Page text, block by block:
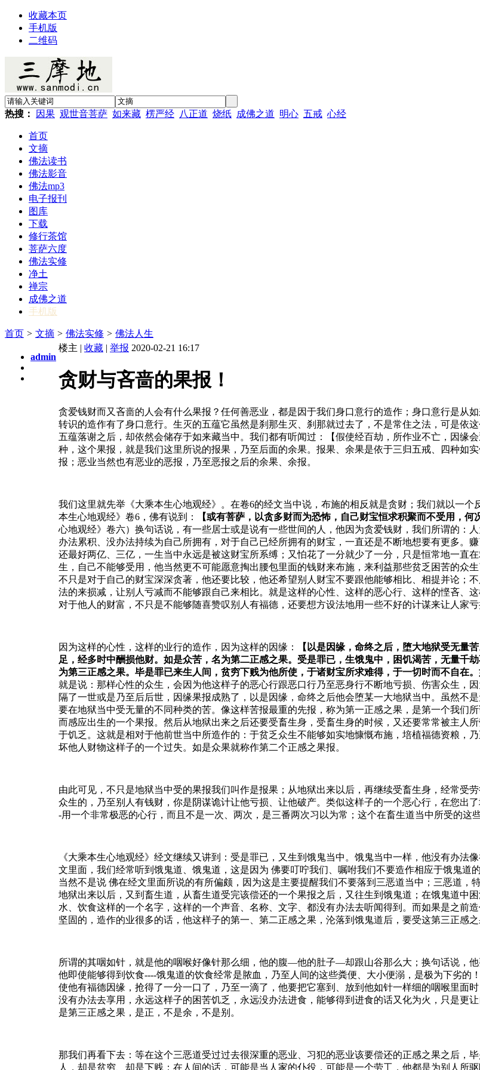
收藏本页
手机版
二维码
热搜： 因果 观世音菩萨 如来藏 楞严经 八正道 烧纸 成佛之道 明心 五戒 心经
首页
文摘
佛法读书
佛法影音
佛法mp3
电子报刊
图库
下载
修行茶馆
菩萨六度
佛法实修
净土
禅宗
成佛之道
手机版
首页 > 文摘 > 佛法实修 > 佛法人生
admin
楼主 | 收藏 | 举报 2020-02-21 16:17
贪财与吝啬的果报！
贪爱钱财而又吝啬的人会有什么果报？任何善恶业，都是因于我们身口意行的造作；身口意行是
转识的造作有了身口意行。生灭的五蕴它虽然是刹那生灭、刹那就过去了，不是常住之法，可是依
五蕴落谢之后，却依然会储存于如来藏当中。我们都有听闻过：【假使经百劫，所作业不亡，因缘
种，这个果报，就是我们这里所说的报果，乃至后面的余果。报果、余果是依于三归五戒、四种如
报；恶业当然也有恶业的恶报，乃至恶报之后的余果、余报。
我们这里就先举《大乘本生心地观经》。在卷6的经文当中说，布施的相反就是贪财；我们就以一
本生心地观经》卷6，佛有说到：
【或有菩萨，以贪多财而为恐怖，自己财宝恒求积聚而不受用，
心地观经》卷六）换句话说，有一些居士或是说有一些世间的人，他因为贪爱钱财，我们所谓的：
办法累积、没办法持续为自己所拥有，对于自己已经所拥有的财宝，一直还是不断地想要有更多。
还最好两亿、三亿，一生当中永远是被这财宝所系缚；又怕花了一分就少了一分，只是恒常地一
生，自己不能够受用，他当然更不可能愿意掏出腰包里面的钱财来布施，来利益那些贫乏困苦的众
不只是对于自己的财宝深深贪著，他还要比较，他还希望别人财宝不要跟他能够相比、相提并论；
法的来损减，让别人亏减而不能够跟自己来相比。就是这样的心性、这样的恶心行、这样的悭吝、
对于他人的财富，不只是不能够随喜赞叹别人有福德，还要想方设法地用一些不好的计谋来让人家亏
因为这样的心性，这样的业行的造作，因为这样的因缘：
【以是因缘，命终之后，堕大地狱受无量
足，经多时中酬损他财。如是众苦，名为第二正感之果。受是罪已，生饿鬼中，困饥渴苦，无量千
为第三正感之果。毕是罪已来生人间，贫穷下贱为他所使，于诸财宝所求难得，于一切时而不自在。
就是说：那样心性的众生，会因为他这样子的恶心行跟恶口行乃至恶身行不断地亏损、伤害众生，
隔了一世或是乃至后后世，因缘果报成熟了，以是因缘，命终之后他会堕某一大地狱当中。虽然不
要在地狱当中受无量的不同种类的苦。像这样苦报最重的先报，称为第一正感之果，是第一个我们
而感应出生的一个果报。然后从地狱出来之后还要受畜生身，受畜生身的时候，又还要常常被主人
于饥乏。这就是相对于他前世当中所造作的：于贫乏众生不能够如实地慷慨布施，培植福德资粮，
坏他人财物这样子的一个过失。如是众果就称作第二个正感之果报。
由此可见，不只是地狱当中受的果报我们叫作是报果；从地狱出来以后，再继续受畜生身，经常受
众生的，乃至别人有钱财，你是阴谋诡计让他亏损、让他破产。类似这样子的一个恶心行，在您出
-用一个非常极恶的心行，而且不是一次、两次，是三番两次习以为常；这个在畜生道当中所受的这
《大乘本生心地观经》经文继续又讲到：受是罪已，又生到饿鬼当中。饿鬼当中一样，他没有办
文里面，我们经常听到饿鬼道、饿鬼道，这是因为 佛要叮咛我们、嘱咐我们不要造作相应于饿鬼
当然不是说 佛在经文里面所说的有所偏颇，因为这是主要提醒我们不要落到三恶道当中；三恶道
地狱出来以后，又到畜生道，从畜生道受完该偿还的一个果报之后，又往生到饿鬼道；在饿鬼道中
水、饮食这样的一个名字，这样的一个声音、名称、文字、都没有办法去听闻得到。而如果是之前
坚固的，造作的业很多的话，他这样子的第一、第二正感之果，沦落到饿鬼道后，要受这第三正感
所谓的其咽如针，就是他的咽喉好像针那么细，他的腹—他的肚子—却跟山谷那么大；换句话说，
他即使能够得到饮食----饿鬼道的饮食经常是脓血，乃至人间的这些粪便、大小便溺，是极为下劣
使他有福德因缘，抢得了一分一口了，乃至一滴了，他要把它塞到、放到他如针一样细的咽喉里面
没有办法去享用，永远这样子的困苦饥乏，永远没办法进食，能够得到进食的话又化为火，只是更
是第三正感之果，是正，不是余，不是别。
那我们再看下去：等在这个三恶道受过过去很深重的恶业、习犯的恶业该要偿还的正感之果之后，
人，却是贫穷、却是下贱；在人间的话，可能是当人家的仆役，可能是一个劳工，他都是为别人所